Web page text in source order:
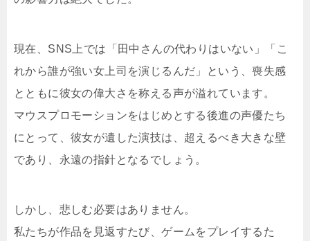
現在、SNS上では「田中さんの代わりはいない」「こ
れから誰が強い女上司を演じるんだ」という、喪失感
とともに彼女の偉大さを称える声が溢れています。
マウスプロモーションをはじめとする後進の声優たち
にとって、彼女が遺した演技は、超えるべき大きな壁
であり、永遠の指針となるでしょう。
しかし、悲しむ必要はありません。
私たちが作品を見返すたび、ゲームをプレイするた